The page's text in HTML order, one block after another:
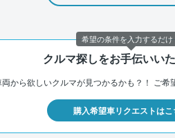
クルマ探しをお手伝いいた
から欲しいクルマが見つかるかも？！ ご希
購入希望車リクエストはこ
希望の条件を入力するだけ